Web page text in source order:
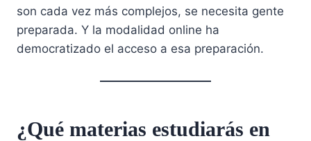
son cada vez más complejos, se necesita gente
preparada. Y la modalidad online ha
democratizado el acceso a esa preparación.
¿Qué materias estudiarás en